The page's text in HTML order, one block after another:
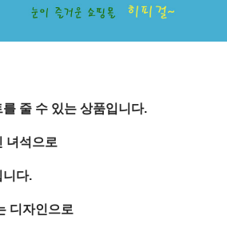
줄 수 있는 상품입니다.
녀석으로
니다.
디자인으로